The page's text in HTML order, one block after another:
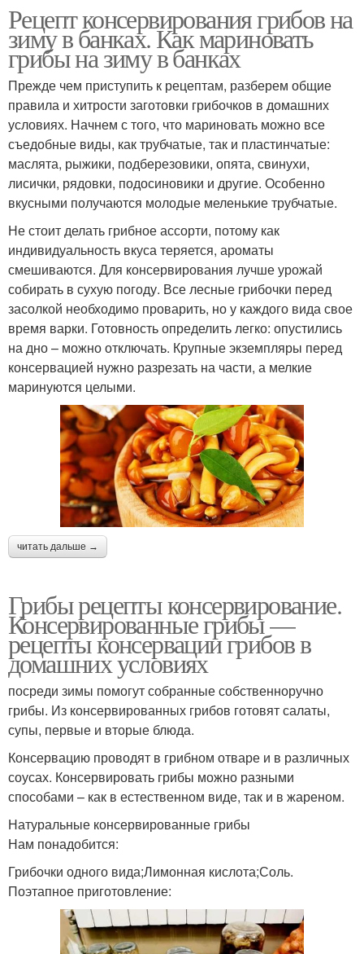
Рецепт консервирования грибов на
зиму в банках. Как мариновать
грибы на зиму в банках
Прежде чем приступить к рецептам, разберем общие
правила и хитрости заготовки грибочков в домашних
условиях. Начнем с того, что мариновать можно все
съедобные виды, как трубчатые, так и пластинчатые:
маслята, рыжики, подберезовики, опята, свинухи,
лисички, рядовки, подосиновики и другие. Особенно
вкусными получаются молодые меленькие трубчатые.
Не стоит делать грибное ассорти, потому как
индивидуальность вкуса теряется, ароматы
смешиваются. Для консервирования лучше урожай
собирать в сухую погоду. Все лесные грибочки перед
засолкой необходимо проварить, но у каждого вида свое
время варки. Готовность определить легко: опустились
на дно – можно отключать. Крупные экземпляры перед
консервацией нужно разрезать на части, а мелкие
маринуются целыми.
читать дальше →
Грибы рецепты консервирование.
Консервированные грибы —
рецепты консервации грибов в
домашних условиях
посреди зимы помогут собранные собственноручно
грибы. Из консервированных грибов готовят салаты,
супы, первые и вторые блюда.
Консервацию проводят в грибном отваре и в различных
соусах. Консервировать грибы можно разными
способами – как в естественном виде, так и в жареном.
Натуральные консервированные грибы
Нам понадобится:
Грибочки одного вида;Лимонная кислота;Соль.
Поэтапное приготовление: